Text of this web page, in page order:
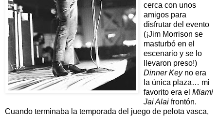
cerca con unos
amigos para
disfrutar del evento
(¡Jim Morrison se
masturbó en el
escenario y se lo
llevaron preso!)
Dinner Keyno era
la única plaza… mi
favorito era el Miami
Jai Alai frontón.
Cuando terminaba la temporada del juego de pelota vasca,